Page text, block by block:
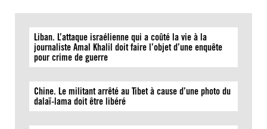
Liban. L’attaque israélienne qui a coûté la vie à la
journaliste Amal Khalil doit faire l’objet d’une enquête
pour crime de guerre
Chine. Le militant arrêté au Tibet à cause d’une photo du
dalaï-lama doit être libéré